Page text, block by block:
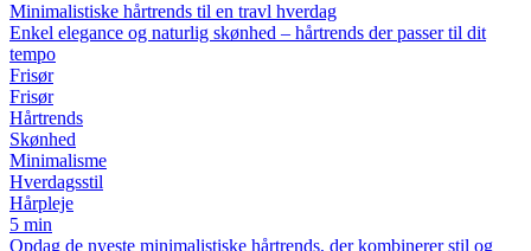
Minimalistiske hårtrends til en travl hverdag
Enkel elegance og naturlig skønhed – hårtrends der passer til dit
tempo
Frisør
Frisør
Hårtrends
Skønhed
Minimalisme
Hverdagsstil
Hårpleje
5 min
Opdag de nyeste minimalistiske hårtrends, der kombinerer stil og